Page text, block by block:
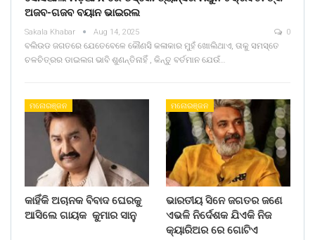
ଅଜବ-ଗଜବ ବୟାନ ଭାଇରଲ
Sakala Khabar Aug 14, 2025 0
ବଲିଉଡ ଜଗତରେ ଯେତେବେଳେ କୌଣସି କଳାକାର ମୁହଁ ଖୋଲିଥାଏ, ତାକୁ ସମସ୍ତେ
ଚଳଚିତ୍ରର ଡାଇଲଗ ଭାବି ଶୁଣନ୍ତିନାହିଁ , କିନ୍ତୁ ବର୍ତମାନ ଯେଉଁ…
ମନୋରଞ୍ଜନ
କାହିଁକି ଅଚାନକ ବିବାଦ ଘେରକୁ
ଆସିଲେ ଗାୟକ କୁମାର ସାନୁ
ମନୋରଞ୍ଜନ
ଭାରତୀୟ ସିନେ ଜଗତର ଜଣେ
ଏଭଳି ନିର୍ଦେଶକ ଯିଏକି ନିଜ
କ୍ୟାରିଅର ରେ ଗୋଟିଏ